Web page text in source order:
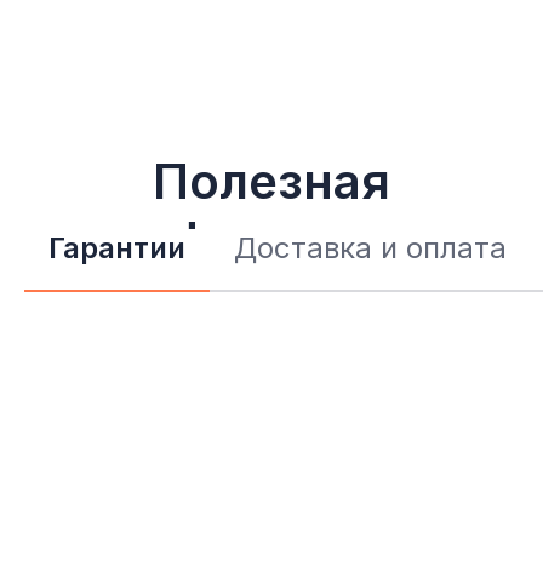
Полезная
информация
Гарантии Доставка и оплата